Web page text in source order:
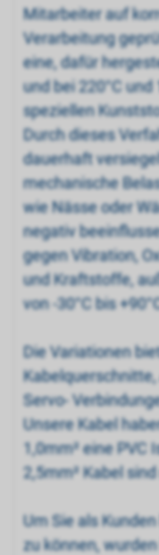
Mitarbeiter auf
Verarbeitung
eine, dafür
und bei 220°C
speziellen
Durch dieses
dauerhaft
mechanische
wie Nässe oder
negativ
gegen Vibration,
und Kraftstoffe,
von -30°C bis
Die Variationen
Servo-
Unsere Kabel
1,0mm² eine PVC
2,5mm² Kabel
Um Sie als
zu können,